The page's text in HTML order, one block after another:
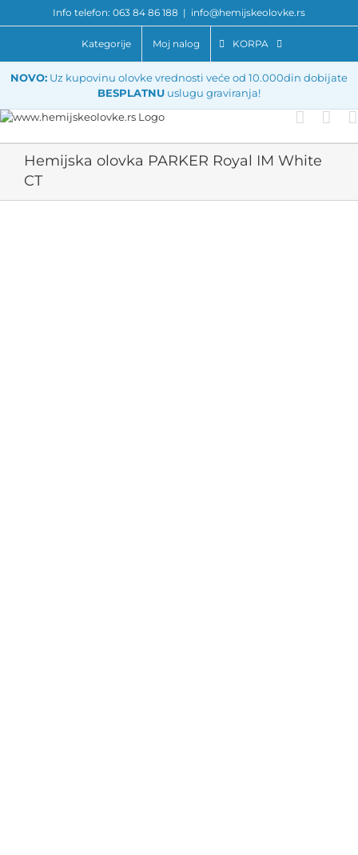
Info telefon: 063 84 86 188 | info@hemijskeolovke.rs
Kategorije Moj nalog KORPA
NOVO: Uz kupovinu olovke vrednosti veće od 10.000din dobijate
BESPLATNU uslugu graviranja!
Hemijska olovka PARKER Royal IM White
CT